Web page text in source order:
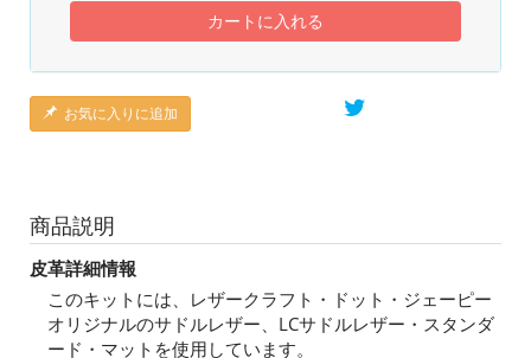
カートに入れる
お気に入りに追加
商品説明
皮革詳細情報
このキットには、レザークラフト・ドット・ジェーピー
オリジナルのサドルレザー、LCサドルレザー・スタンダ
ード・マットを使用しています。